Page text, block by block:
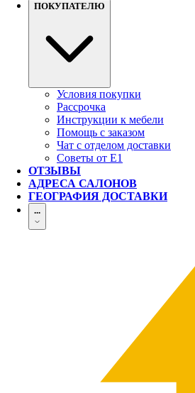
ПОКУПАТЕЛЮ
Условия покупки
Рассрочка
Инструкции к мебели
Помощь с заказом
Чат с отделом доставки
Советы от Е1
ОТЗЫВЫ
АДРЕСА САЛОНОВ
ГЕОГРАФИЯ ДОСТАВКИ
...